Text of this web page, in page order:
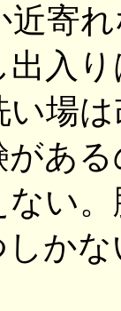
寄
出入
場
があ
い
か